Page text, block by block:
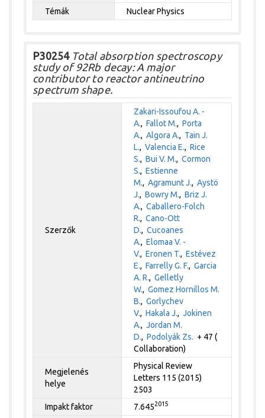
Témák
Nuclear Physics
P30254Total absorption spectroscopy
study of 92Rb decay: A major
contributor to reactor antineutrino
spectrum shape.
Szerzők
Zakari-Issoufou A. -
A.,Fallot M.,Porta
A.,Algora A., Tain J.
L.,Valencia E.,Rice
S.,Bui V. M.,Cormon
S.,Estienne
M.,Agramunt J.,Aystö
J.,Bowry M.,Briz J.
A.,Caballero-Folch
R.,Cano-Ott
D.,Cucoanes
A.,Elomaa V. -
V.,Eronen T.,Estévez
E.,Farrelly G. F.,Garcia
A. R.,Gelletly
W.,Gomez Hornillos M.
B.,Gorlychev
V.,Hakala J.,Jokinen
A.,Jordan M.
D.,Podolyák Zs. + 47 (
Collaboration)
Megjelenés
helye
Physical Review
Letters 115 (2015)
2503
Impakt faktor
7.6452015